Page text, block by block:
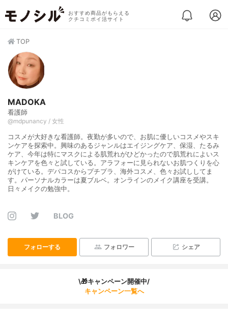
おすすめ商品がもらえる
クチコミポイ活サイト
TOP
MADOKA
看護師
@mdpunancy / 女性
コスメが大好きな看護師。夜勤が多いので、お肌に優しいコスメやスキ
ンケアを探索中。興味のあるジャンルはエイジングケア、保湿、たるみ
ケア、今年は特にマスクによる肌荒れがひどかったので肌荒れによいス
キンケアを色々と試している。アラフォーに見られないお肌つくりを心
がけている。デパコスからプチプラ、海外コスメ、色々お試ししてま
す。パーソナルカラーは夏ブルベ。オンラインのメイク講座を受講。
日々メイクの勉強中。
BLOG
フォローする フォロワー シェア
\🎁キャンペーン開催中/
キャンペーン一覧へ